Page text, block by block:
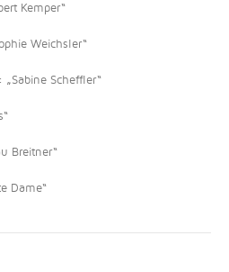
Kemper“
Weichsler“
Scheffler“
Breitner“
Dame“